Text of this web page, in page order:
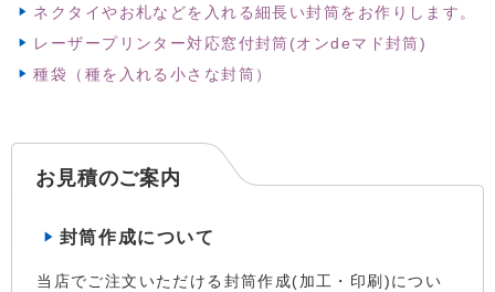
ネクタイやお札などを入れる細長い封筒をお作りします。
レーザープリンター対応窓付封筒(オンdeマド封筒)
種袋（種を入れる小さな封筒）
お見積のご案内
封筒作成について
当店でご注文いただける封筒作成(加工・印刷)につい